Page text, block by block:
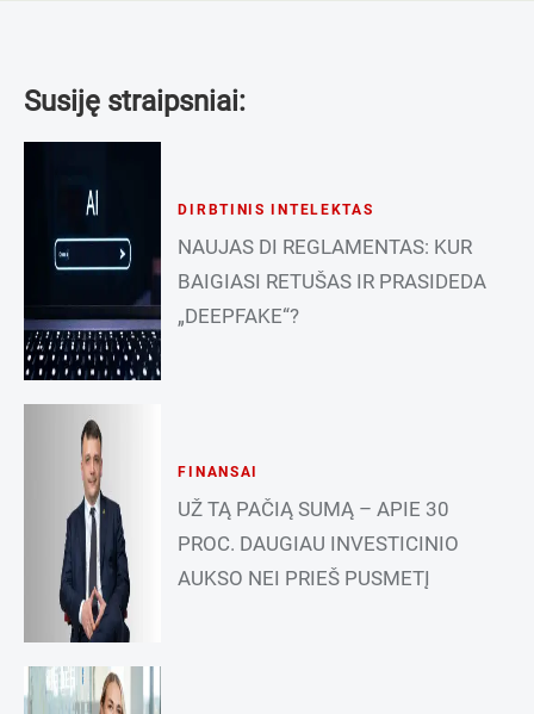
Susiję straipsniai:
DIRBTINIS INTELEKTAS
NAUJAS DI REGLAMENTAS: KUR
BAIGIASI RETUŠAS IR PRASIDEDA
„DEEPFAKE“?
FINANSAI
UŽ TĄ PAČIĄ SUMĄ – APIE 30
PROC. DAUGIAU INVESTICINIO
AUKSO NEI PRIEŠ PUSMETĮ